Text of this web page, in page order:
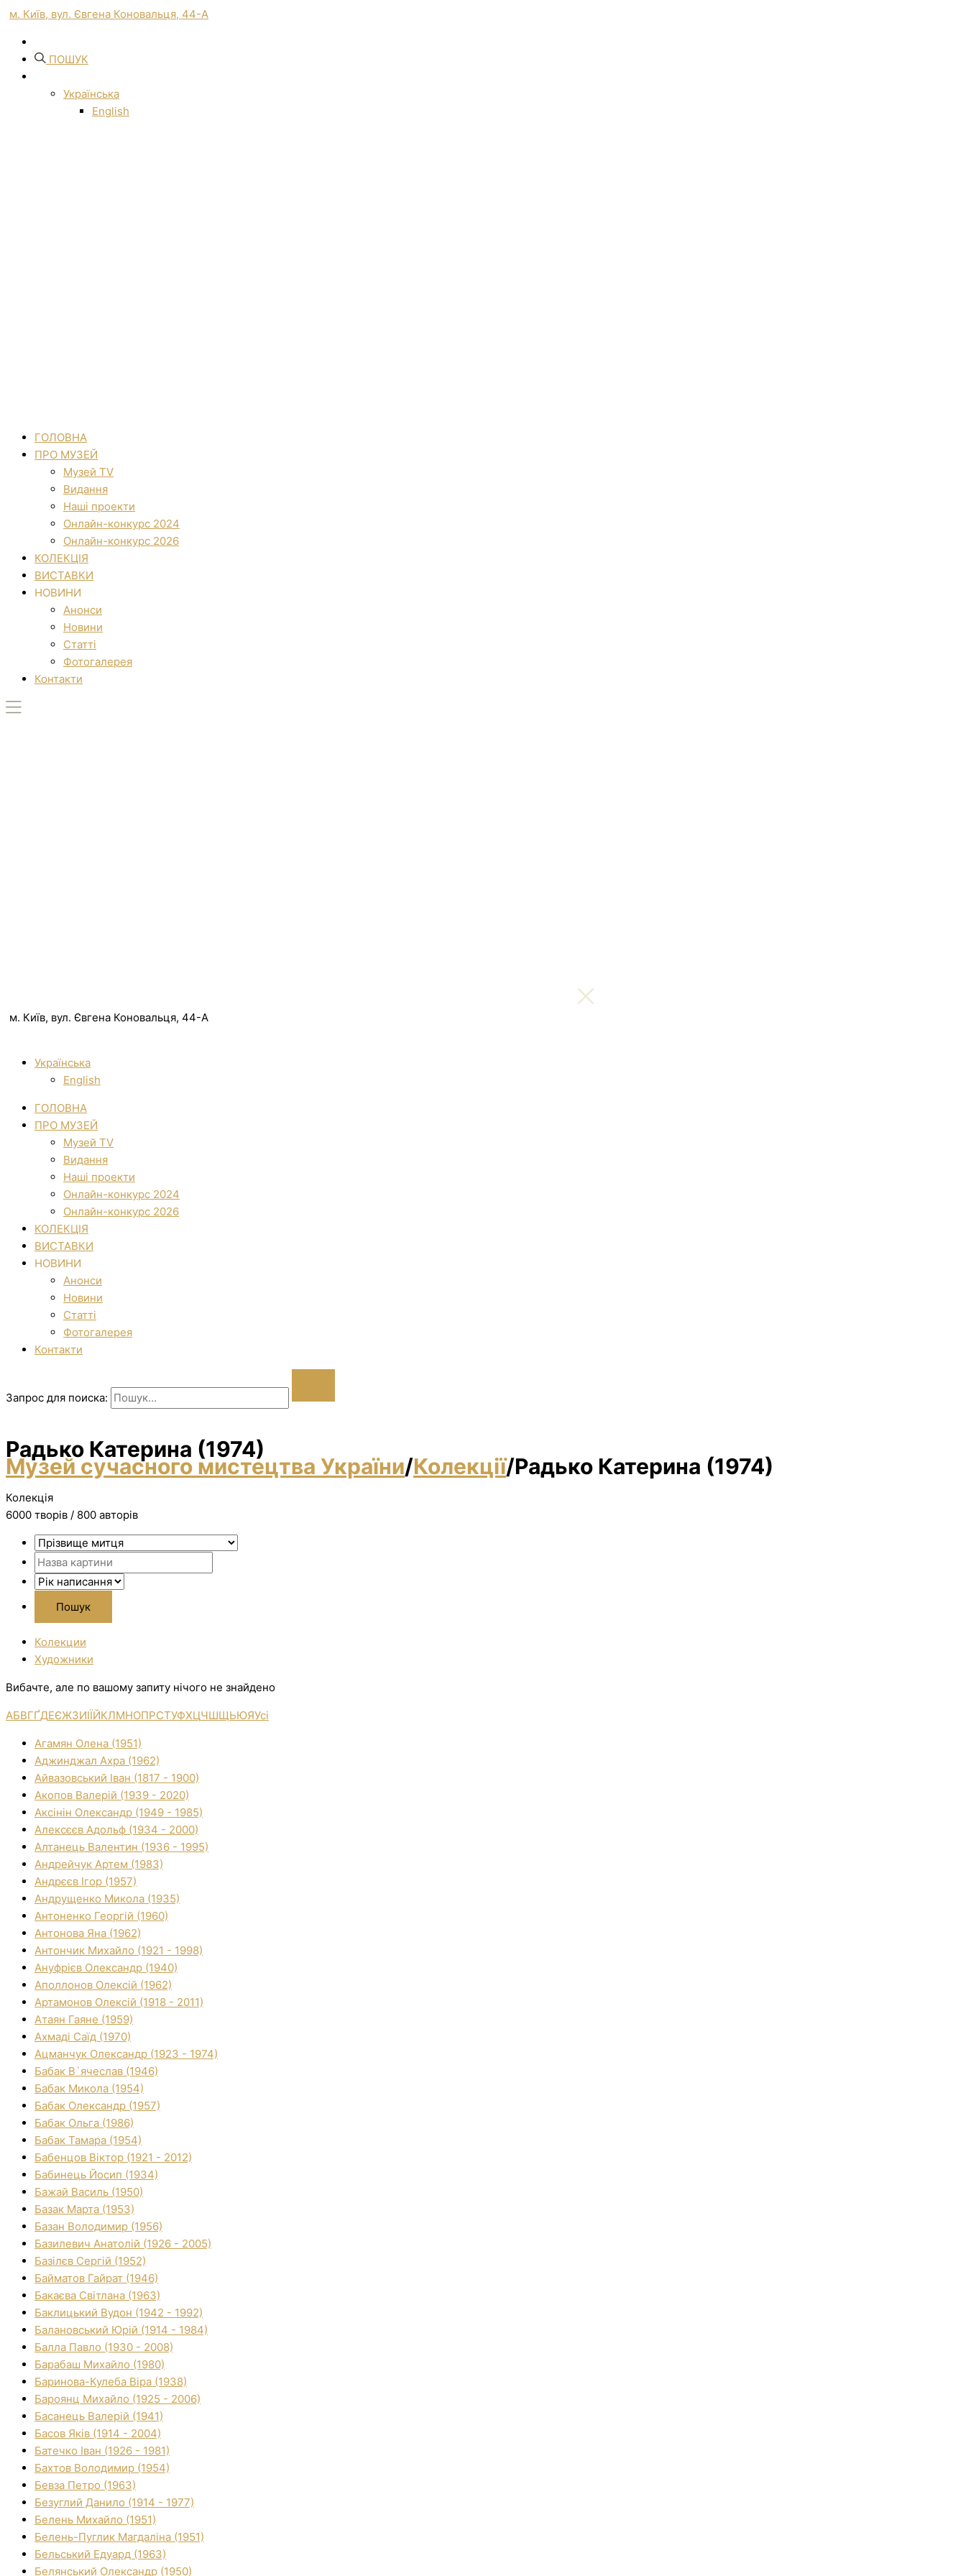
м. Київ, вул. Євгена Коновальця, 44-А
ПОШУК
Українська
English
ГОЛОВНА
ПРО МУЗЕЙ
Музей TV
Видання
Наші проекти
Онлайн-конкурс 2024
Онлайн-конкурс 2026
КОЛЕКЦІЯ
ВИСТАВКИ
НОВИНИ
Анонси
Новини
Статті
Фотогалерея
Контакти
м. Київ, вул. Євгена Коновальця, 44-А
Українська
English
ГОЛОВНА
ПРО МУЗЕЙ
Музей TV
Видання
Наші проекти
Онлайн-конкурс 2024
Онлайн-конкурс 2026
КОЛЕКЦІЯ
ВИСТАВКИ
НОВИНИ
Анонси
Новини
Статті
Фотогалерея
Контакти
Запрос для поиска:
Радько Катерина (1974)
Музей сучасного мистецтва України/Колекції/Радько Катерина (1974)
Колекція
6000 творiв / 800 авторів
Колекции
Художники
Вибачте, але по вашому запиту нічого не знайдено
АБВГҐДЕЄЖЗИІЇЙКЛМНОПРСТУФХЦЧШЩЬЮЯУсі
Агамян Олена (1951)
Аджинджал Ахра (1962)
Айвазовський Іван (1817 - 1900)
Акопов Валерій (1939 - 2020)
Аксінін Олександр (1949 - 1985)
Алексєєв Адольф (1934 - 2000)
Алтанець Валентин (1936 - 1995)
Андрейчук Артем (1983)
Андрєєв Ігор (1957)
Андрущенко Микола (1935)
Антоненко Георгій (1960)
Антонова Яна (1962)
Антончик Михайло (1921 - 1998)
Ануфрієв Олександр (1940)
Аполлонов Олексій (1962)
Артамонов Олексій (1918 - 2011)
Атаян Гаяне (1959)
Ахмаді Саїд (1970)
Ацманчук Олександр (1923 - 1974)
Бабак В`ячеслав (1946)
Бабак Микола (1954)
Бабак Олександр (1957)
Бабак Ольга (1986)
Бабак Тамара (1954)
Бабенцов Віктор (1921 - 2012)
Бабинець Йосип (1934)
Бажай Василь (1950)
Базак Марта (1953)
Базан Володимир (1956)
Базилевич Анатолій (1926 - 2005)
Базілєв Сергій (1952)
Байматов Гайрат (1946)
Бакаєва Світлана (1963)
Баклицький Вудон (1942 - 1992)
Балановський Юрій (1914 - 1984)
Балла Павло (1930 - 2008)
Барабаш Михайло (1980)
Баринова-Кулеба Віра (1938)
Бароянц Михайло (1925 - 2006)
Басанець Валерій (1941)
Басов Яків (1914 - 2004)
Батечко Іван (1926 - 1981)
Бахтов Володимир (1954)
Бевза Петро (1963)
Безуглий Данило (1914 - 1977)
Белень Михайло (1951)
Белень-Пуглик Магдаліна (1951)
Бельський Едуард (1963)
Белянський Олександр (1950)